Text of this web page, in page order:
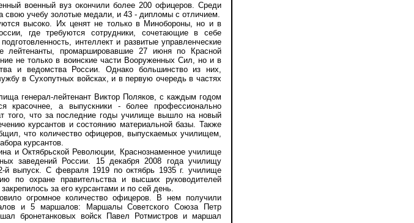
военный вуз окончили более 200 офицеров. Среди
свою учебу золотые медали, и 43 - дипломы с отличием.
высоко. Их ценят не только в Минобороны, но и в
где требуются сотрудники, сочетающие в себе
интеллект и развитые управленческие
лейтенанты, промаршировавшие 27 июня по Красной
не только в воинские части Вооруженных Сил, но и в
и ведомства России. Однако большинство из них,
в Сухопутных войсках, и в первую очередь в частях
генерал-лейтенант Виктор Поляков, с каждым годом
красочнее, а выпускники - более профессионально
того, что за последние годы училище вышло на новый
курсантов и состоянию материальной базы. Также
что количество офицеров, выпускаемых училищем,
курсантов.
и Октябрьской Революции, Краснознаменное училище
заведений России. 15 декабря 2008 года училищу
выпуск. С февраля 1919 по октябрь 1935 г. училище
по охране правительства и высших руководителей
за его курсантами и по сей день.
огромное количество офицеров. В нем получили
и 5 маршалов: Маршалы Советского Союза Петр
бронетанковых войск Павел Ротмистров и маршал